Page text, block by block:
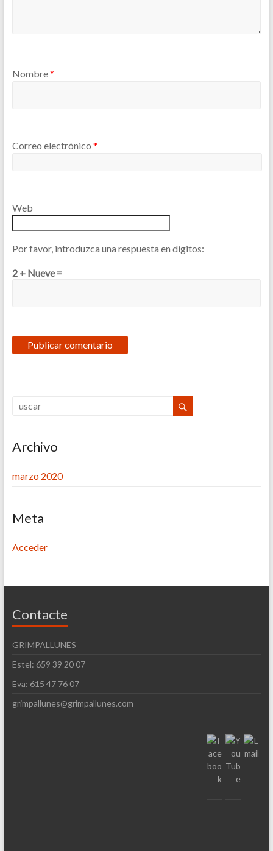
Nombre*
Correo electrónico *
Web
Por favor, introduzca una respuesta en digitos:
2 + Nueve =
Archivo
marzo 2020
Meta
Acceder
Contacte
GRIMPALLUNES
Estel: 659 39 20 07
Eva: 615 47 76 07
grimpallunes@grimpallunes.com